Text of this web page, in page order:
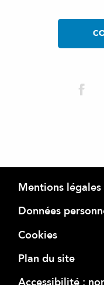
Mentions légales
Données
Cookies
Plan du site